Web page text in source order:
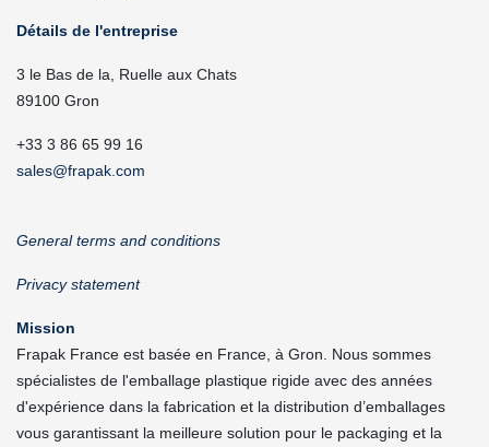
Détails de l'entreprise
3 le Bas de la, Ruelle aux Chats
89100 Gron
+33 3 86 65 99 16
sales@frapak.com
General terms and conditions
Privacy statement
Mission
Frapak France est basée en France, à Gron. Nous sommes
spécialistes de l'emballage plastique rigide avec des années
d'expérience dans la fabrication et la distribution d’emballages
vous garantissant la meilleure solution pour le packaging et la